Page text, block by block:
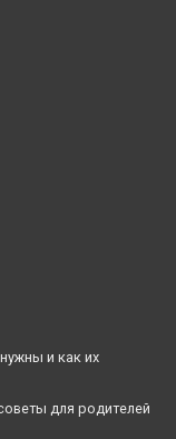
и как их
для родителей